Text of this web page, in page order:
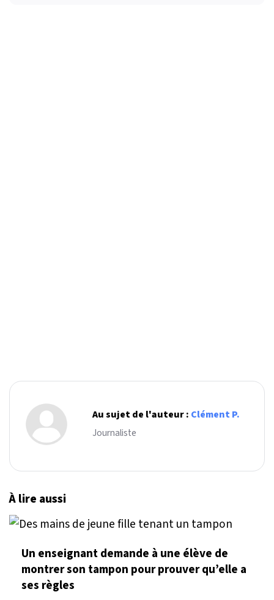
Au sujet de l'auteur : Clément P.
Journaliste
À lire aussi
Un enseignant demande à une élève de
montrer son tampon pour prouver qu’elle a
ses règles